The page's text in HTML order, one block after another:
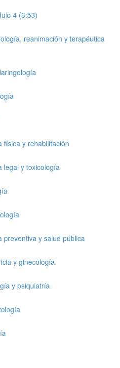
4 (3:53)
reanimación y terapéutica
física y rehabilitación
legal y toxicología
preventiva y salud pública
y ginecología
y psiquiatría